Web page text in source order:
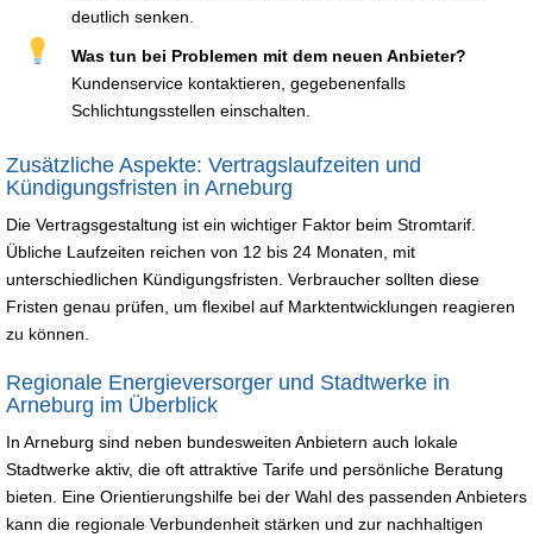
deutlich senken.
Was tun bei Problemen mit dem neuen Anbieter?
Kundenservice kontaktieren, gegebenenfalls
Schlichtungsstellen einschalten.
Zusätzliche Aspekte: Vertragslaufzeiten und
Kündigungsfristen in Arneburg
Die Vertragsgestaltung ist ein wichtiger Faktor beim Stromtarif.
Übliche Laufzeiten reichen von 12 bis 24 Monaten, mit
unterschiedlichen Kündigungsfristen. Verbraucher sollten diese
Fristen genau prüfen, um flexibel auf Marktentwicklungen reagieren
zu können.
Regionale Energieversorger und Stadtwerke in
Arneburg im Überblick
In Arneburg sind neben bundesweiten Anbietern auch lokale
Stadtwerke aktiv, die oft attraktive Tarife und persönliche Beratung
bieten. Eine Orientierungshilfe bei der Wahl des passenden Anbieters
kann die regionale Verbundenheit stärken und zur nachhaltigen